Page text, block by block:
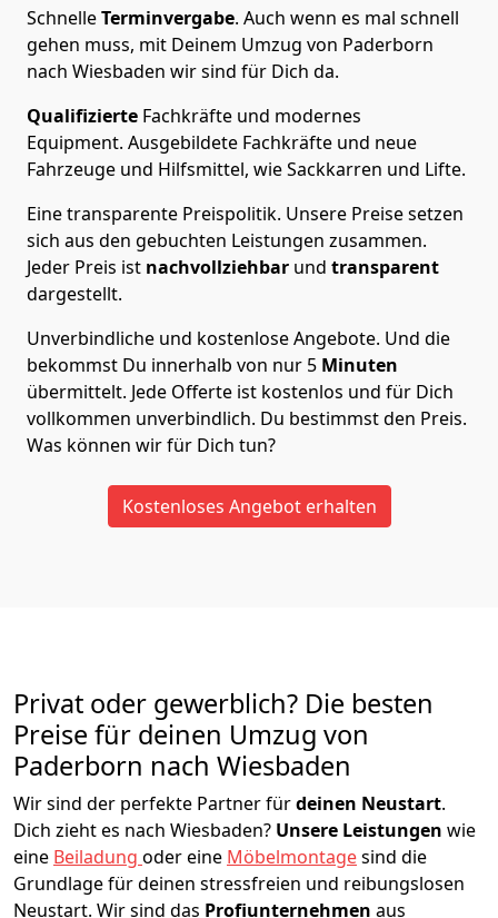
SchnelleTerminvergabe. Auch wenn es mal schnell
gehen muss, mit Deinem Umzug von Paderborn
nach Wiesbaden wir sind für Dich da.
Qualifizierte Fachkräfte und modernes
Equipment. Ausgebildete Fachkräfte und neue
Fahrzeuge und Hilfsmittel, wie Sackkarren und Lifte.
Eine transparente Preispolitik. Unsere Preise setzen
sich aus den gebuchten Leistungen zusammen.
Jeder Preis ist nachvollziehbar und transparent
dargestellt.
Unverbindliche und kostenlose Angebote. Und die
bekommst Du innerhalb von nur 5 Minuten
übermittelt. Jede Offerte ist kostenlos und für Dich
vollkommen unverbindlich. Du bestimmst den Preis.
Was können wir für Dich tun?
Kostenloses Angebot erhalten
Privat oder gewerblich? Die besten
Preise für deinen Umzug von
Paderborn nach Wiesbaden
Wir sind der perfekte Partner fürdeinen Neustart.
Dich zieht es nach Wiesbaden? Unsere Leistungen wie
eine Beiladung oder eine Möbelmontagesind die
Grundlage für deinen stressfreien und reibungslosen
Neustart. Wir sind das Profiunternehmen aus